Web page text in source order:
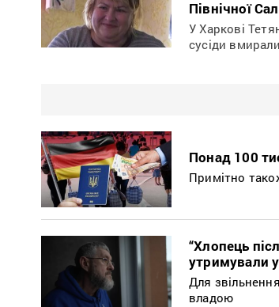
Північної
У Харкові
сусіди
Понад 100
Примітно
“Хлопець
утримували
Для
владою